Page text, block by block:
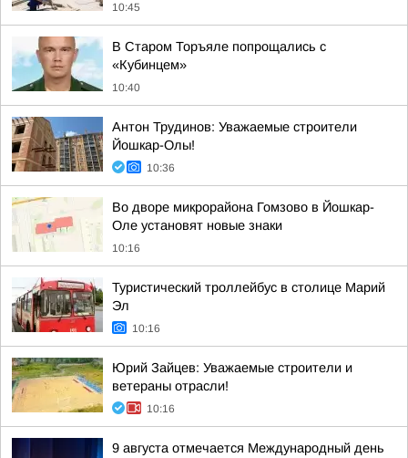
10:45
В Старом Торъяле попрощались с
«Кубинцем»
10:40
Антон Трудинов: Уважаемые строители
Йошкар-Олы!
10:36
Во дворе микрорайона Гомзово в Йошкар-
Оле установят новые знаки
10:16
Туристический троллейбус в столице Марий
Эл
10:16
Юрий Зайцев: Уважаемые строители и
ветераны отрасли!
10:16
9 августа отмечается Международный день